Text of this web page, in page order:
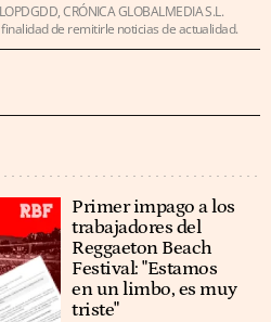
CRÓNICA GLOBALMEDIA S.L.
de remitirle noticias de actualidad.
Primer impago a los
trabajadores del
Reggaeton Beach
Festival: "Estamos
en un limbo, es muy
triste"